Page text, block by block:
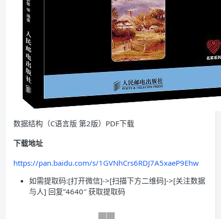
数据结构（C语言版 第2版）PDF下载
下载地址
https://pan.baidu.com/s/1GVNhCrs6RDJ7A5xaeP9Ehw
如需提取码:[打开微信]->[扫描下方二维码]->[关注数据
与人] 回复”4640″ 获取提取码